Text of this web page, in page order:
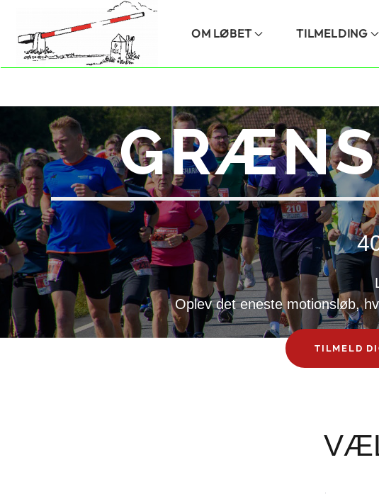
Skip to main content OM LØBET TILMELDING
Oplev det eneste motionsløb,
TILMELD